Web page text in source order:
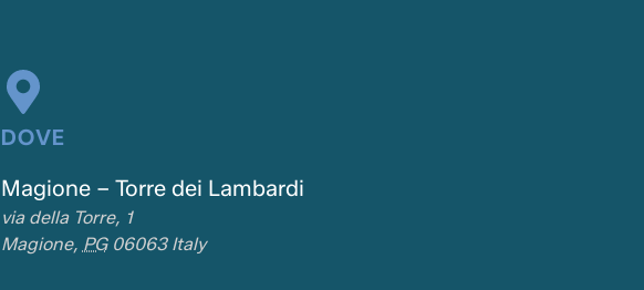
DOVE
Magione – Torre dei Lambardi
via della Torre, 1
Magione, PG 06063 Italy